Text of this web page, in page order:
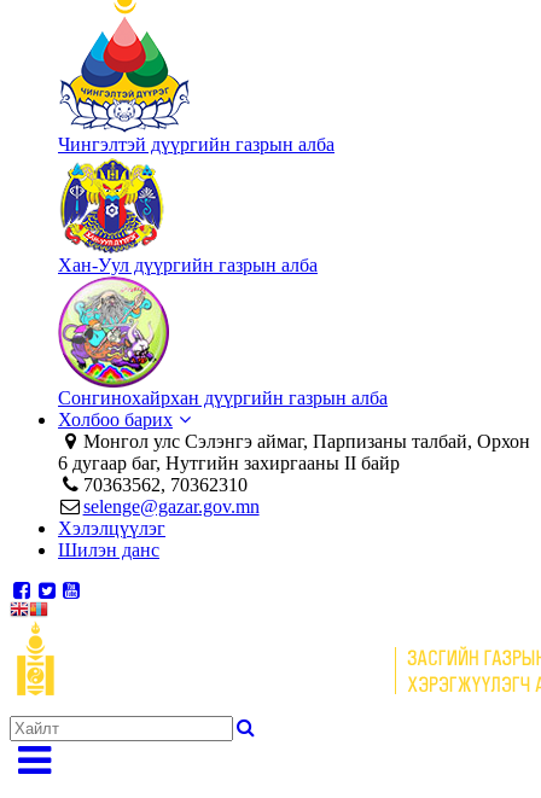
Чингэлтэй дүүргийн газрын алба
Хан-Уул дүүргийн газрын алба
Сонгинохайрхан дүүргийн газрын алба
Холбоо барих
Монгол улс Сэлэнгэ аймаг, Парпизаны талбай, Орхон
6 дугаар баг, Нутгийн захиргааны II байр
70363562, 70362310
selenge@gazar.gov.mn
Хэлэлцүүлэг
Шилэн данс